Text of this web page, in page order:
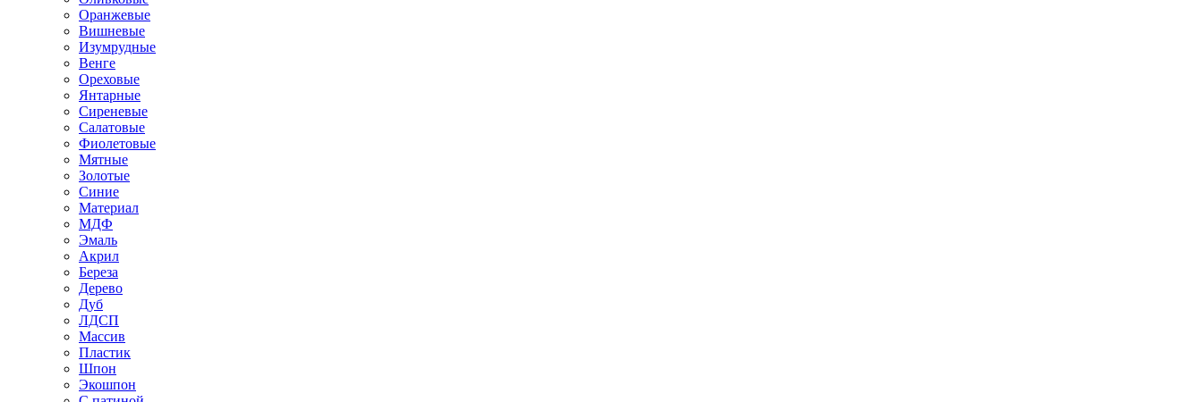
Оранжевые
Вишневые
Изумрудные
Венге
Ореховые
Янтарные
Сиреневые
Салатовые
Фиолетовые
Мятные
Золотые
Синие
Материал
МДФ
Эмаль
Акрил
Береза
Дерево
Дуб
ЛДСП
Массив
Пластик
Шпон
Экошпон